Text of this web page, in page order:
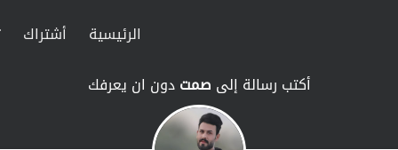
الرئيسية أشتراك
أكتب رسالة إلى صمتدون ان يعرفك